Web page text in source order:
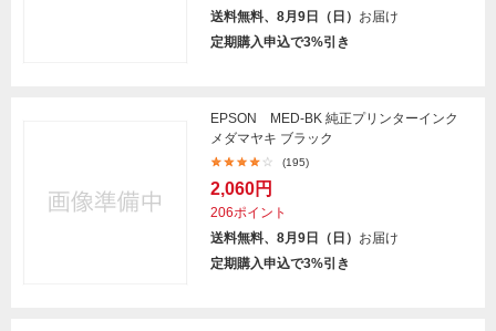
送料無料、8月9日（日） お届け
定期購入申込で3%引き
EPSON MED-BK 純正プリンターインク
メダマヤキ ブラック
(195)
2,060円
206ポイント
送料無料、8月9日（日） お届け
定期購入申込で3%引き